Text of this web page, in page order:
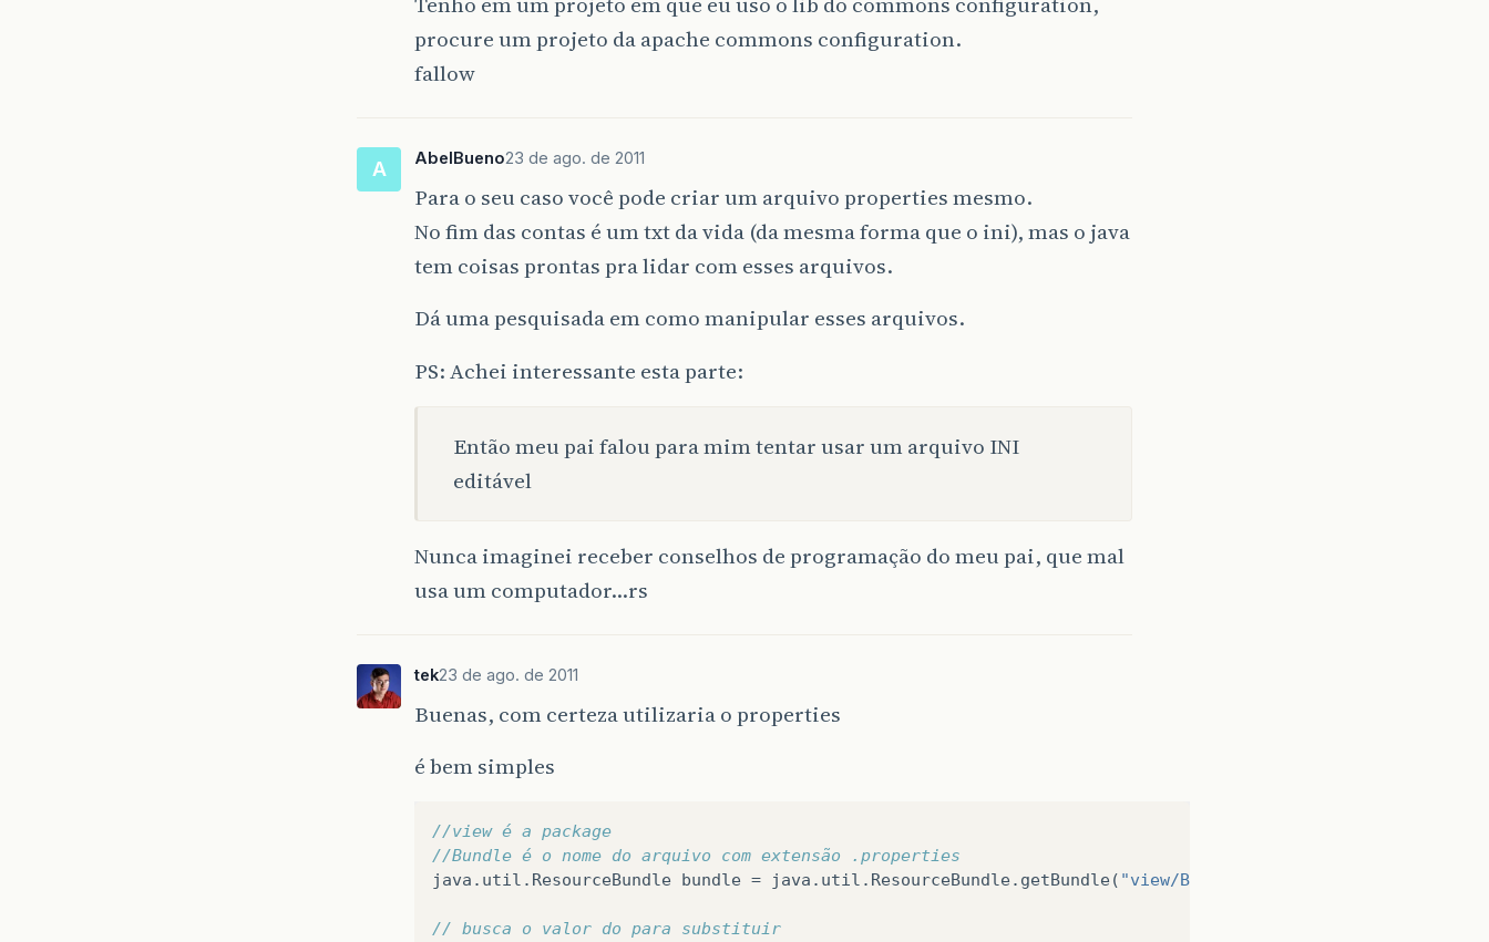
procure um projeto da apache commons configuration.
fallow
A AbelBueno23 de ago. de 2011
Para o seu caso você pode criar um arquivo properties mesmo.
No fim das contas é um txt da vida (da mesma forma que o ini), mas o java
tem coisas prontas pra lidar com esses arquivos.
Dá uma pesquisada em como manipular esses arquivos.
PS: Achei interessante esta parte:
Então meu pai falou para mim tentar usar um arquivo INI
editável
Nunca imaginei receber conselhos de programação do meu pai, que mal
usa um computador…rs
tek23 de ago. de 2011
Buenas, com certeza utilizaria o properties
é bem simples
//view é a package
//Bundle é o nome do arquivo com extensão .properties
java . util . ResourceBundle bundle = java . util . ResourceBundle. getBundle( "view/Bundle"
// busca o valor do para substituir